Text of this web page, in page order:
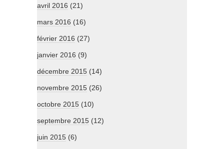
avril 2016 (21)
mars 2016 (16)
février 2016 (27)
janvier 2016 (9)
décembre 2015 (14)
novembre 2015 (26)
octobre 2015 (10)
septembre 2015 (12)
juin 2015 (6)